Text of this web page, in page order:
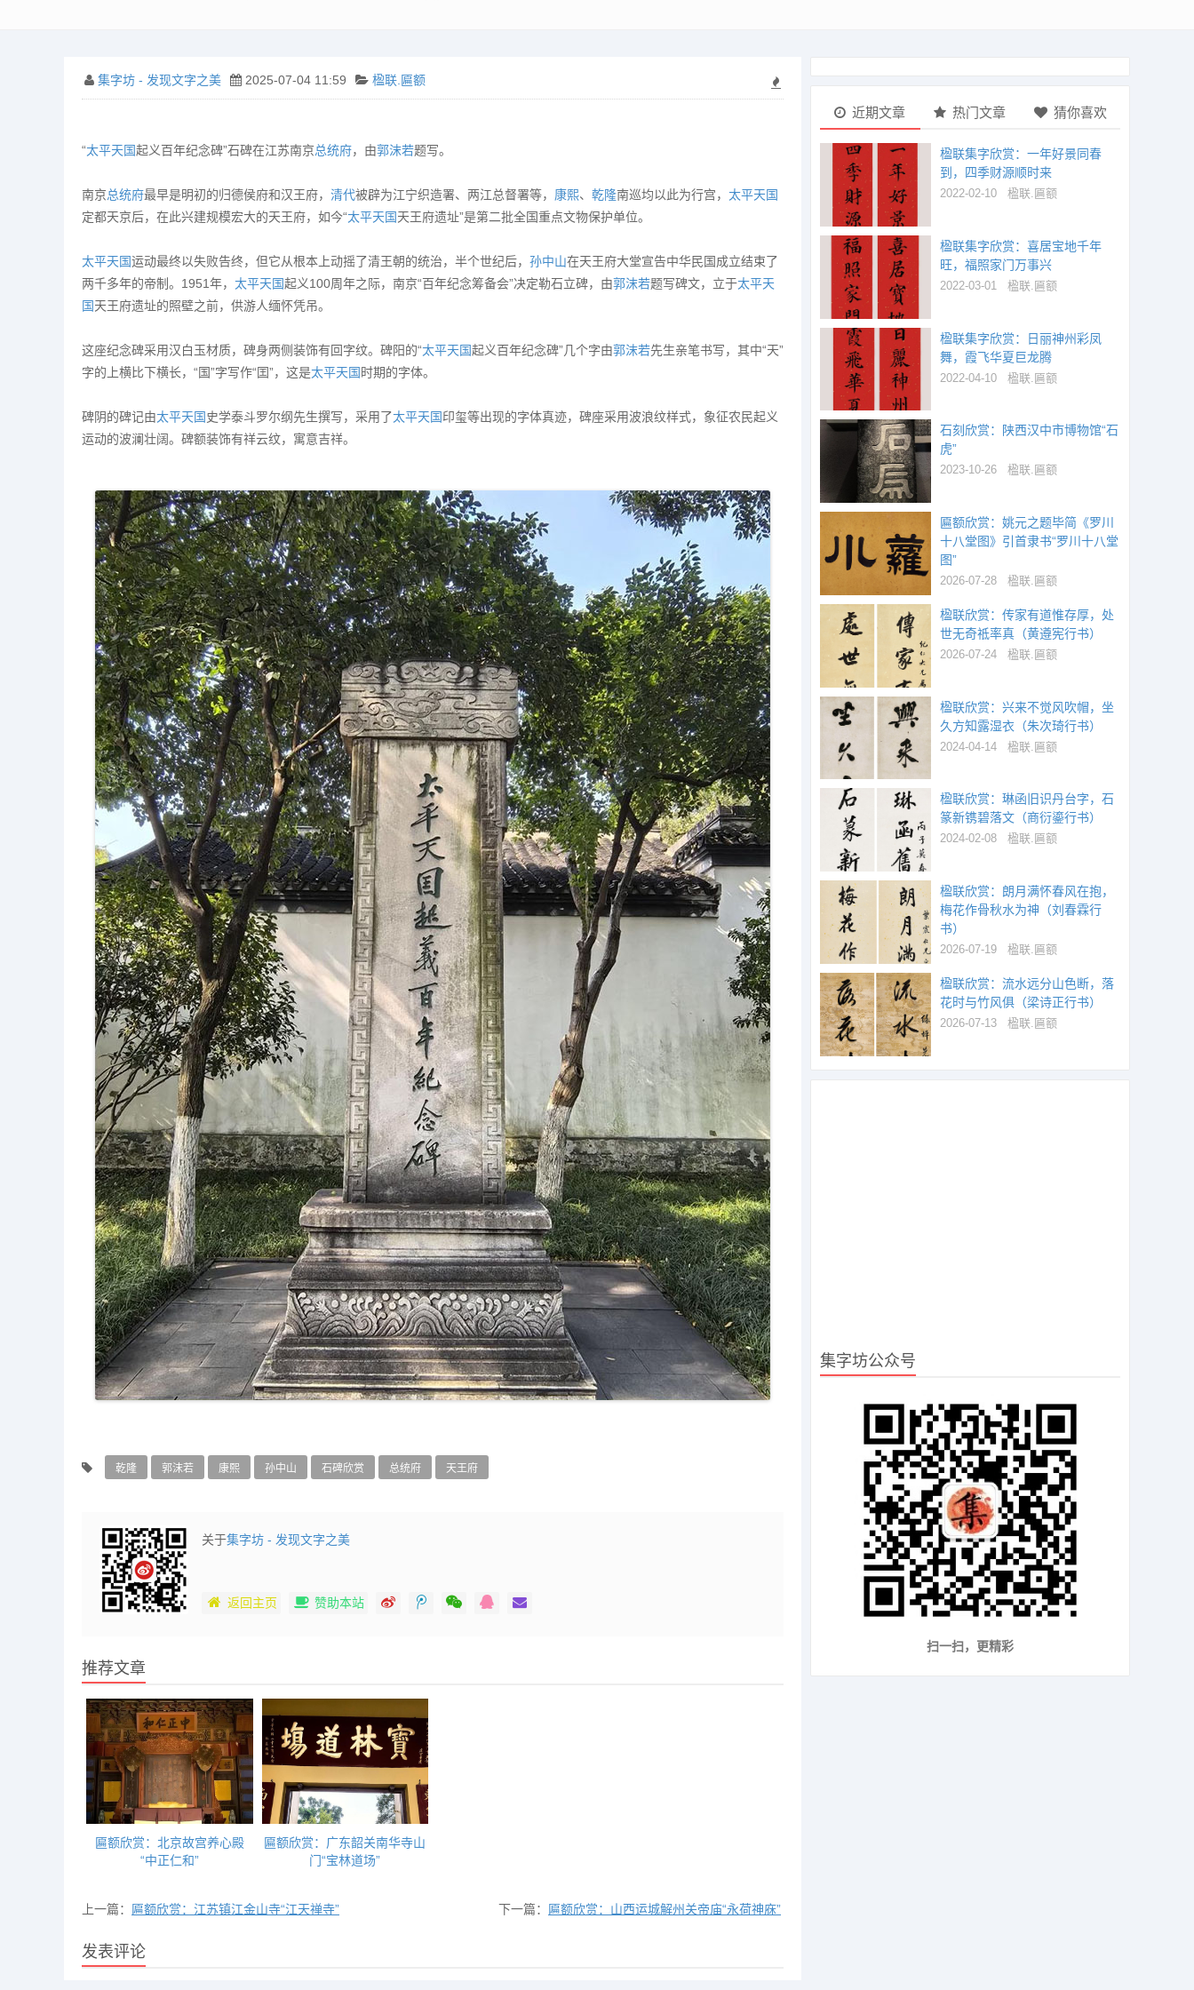
集字坊 - 发现文字之美 2025-07-04 11:59 楹联.匾额
“‌太平天国起义百年纪念碑”石碑在江苏南京总统府，由郭沫若题写。
南京总统府最早是明初的归德侯府和汉王府， 清代被辟为江宁织造署、两江总督署等， 康熙、 乾隆南巡均以此为行宫， 太平天国
定都天京后，在此兴建规模宏大的天王府，如今“太平天国天王府遗址”是第二批全国重点文物保护单位。
太平天国运动最终以失败告终，但它从根本上动摇了清王朝的统治，半个世纪后， 孙中山在天王府大堂宣告中华民国成立结束了
两千多年的帝制。1951年， 太平天国起义100周年之际，南京“百年纪念筹备会”决定勒石立碑，由郭沫若题写碑文，立于太平天
国天王府遗址的照壁之前，供游人缅怀凭吊。
这座纪念碑采用汉白玉材质，碑身两侧装饰有回字纹。碑阳的“太平天国起义百年纪念碑”几个字由郭沫若先生亲笔书写，其中“天”
字的上横比下横长，“国”字写作“囯”，这是太平天国 时期的字体。
碑阴的碑记由太平天国史学泰斗罗尔纲先生撰写，采用了太平天国印玺等出现的字体真迹，碑座采用波浪纹样式，象征农民起义
运动的波澜壮阔。碑额装饰有祥云纹，寓意吉祥。
乾隆 郭沫若 康熙 孙中山 石碑欣赏 总统府 天王府
关于集字坊 - 发现文字之美
返回主页 赞助本站
推荐文章
匾额欣赏：北京故宫养心殿
“中正仁和”
匾额欣赏：广东韶关南华寺山
门“宝林道场”
上一篇： 匾额欣赏：江苏镇江金山寺“江天禅寺” 下一篇： 匾额欣赏：山西运城解州关帝庙“永荷神庥”
发表评论
近期文章 热门文章 猜你喜欢
楹联集字欣赏：一年好景同春
到，四季财源顺时来
2022-02-10 楹联.匾额
楹联集字欣赏：喜居宝地千年
旺，福照家门万事兴
2022-03-01 楹联.匾额
楹联集字欣赏：日丽神州彩凤
舞，霞飞华夏巨龙腾
2022-04-10 楹联.匾额
石刻欣赏：陕西汉中市博物馆“石
虎”
2023-10-26 楹联.匾额
匾额欣赏：姚元之题毕简《罗川
十八堂图》引首隶书“罗川十八堂
图”
2026-07-28 楹联.匾额
楹联欣赏：传家有道惟存厚，处
世无奇祗率真（黄遵宪行书）
2026-07-24 楹联.匾额
楹联欣赏：兴来不觉风吹帽，坐
久方知露湿衣（朱次琦行书）
2024-04-14 楹联.匾额
楹联欣赏：琳函旧识丹台字，石
篆新镌碧落文（商衍鎏行书）
2024-02-08 楹联.匾额
楹联欣赏：朗月满怀春风在抱，
梅花作骨秋水为神（刘春霖行
书）
2026-07-19 楹联.匾额
楹联欣赏：流水远分山色断，落
花时与竹风俱（梁诗正行书）
2026-07-13 楹联.匾额
集字坊公众号
扫一扫，更精彩